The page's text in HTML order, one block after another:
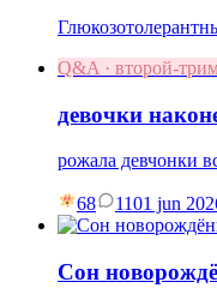
Q&A · второй-
девочки
рожала девчонки
68 1101 jun
Сон